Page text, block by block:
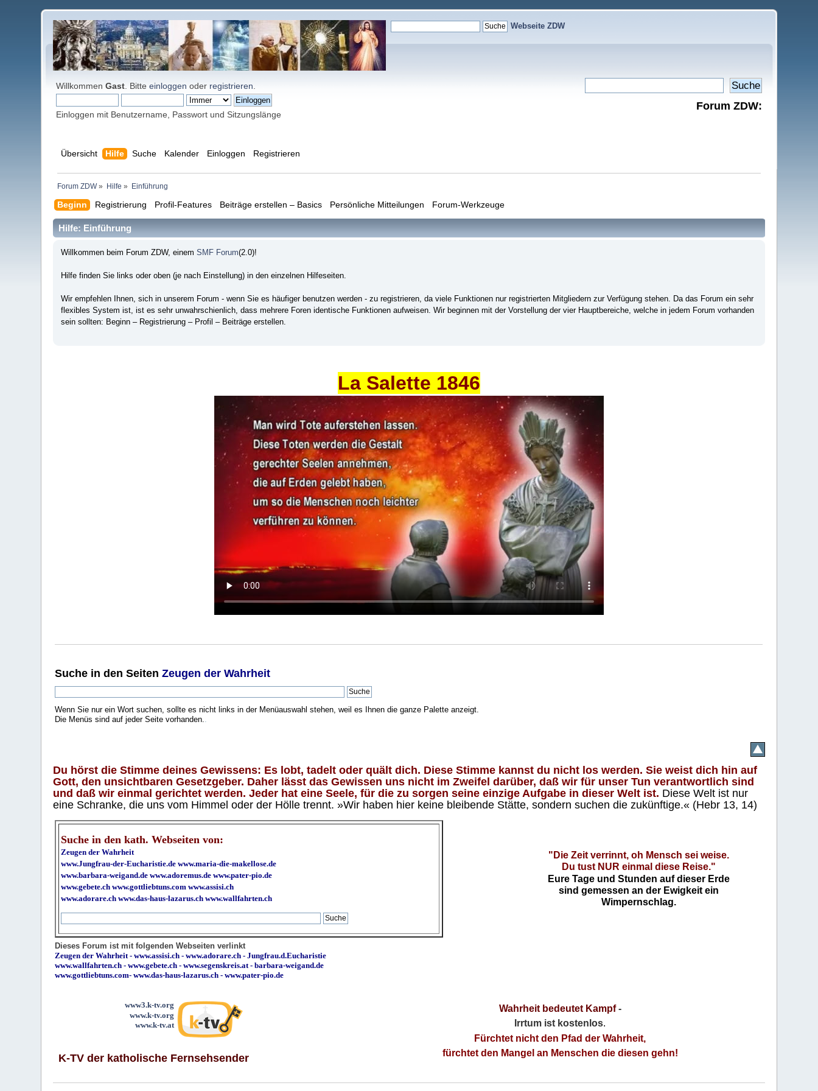
Webseite ZDW
WillkommenGast . Bitteeinloggen oder registrieren
Einloggen mit Benutzername, Passwort und Sitzungslänge
Forum ZDW:
Übersicht Hilfe Suche Kalender Einloggen Registrieren
Forum ZDW» Hilfe » Einführung
Beginn Registrierung Profil-Features Beiträge erstellen – Basics Persönliche Mitteilungen Forum-Werkzeuge
Hilfe: Einführung
Willkommen beim Forum ZDW, einem SMF Forum(2.0)!
Hilfe finden Sie links oder oben (je nach Einstellung) in den einzelnen Hilfeseiten.
Wir empfehlen Ihnen, sich in unserem Forum - wenn Sie es häufiger benutzen werden - zu registrieren, da viele Funktionen nur registrierten Mitgliedern zur Verfügung stehen. Da das Forum ein sehr
flexibles System ist, ist es sehr unwahrschienlich, dass mehrere Foren identische Funktionen aufweisen. Wir beginnen mit der Vorstellung der vier Hauptbereiche, welche in jedem Forum vorhanden
sein sollten: Beginn – Registrierung – Profil – Beiträge erstellen.
La Salette 1846
Suche in den SeitenZeugen der Wahrheit
Wenn Sie nur ein Wort suchen, sollte es nicht links in der Menüauswahl stehen, weil es Ihnen die ganze Palette anzeigt.
Die Menüs sind auf jeder Seite vorhanden..
Du hörst die Stimme deines Gewissens: Es lobt, tadelt oder quält dich. Diese Stimme kannst du nicht los werden. Sie weist dich hin auf
Gott, den unsichtbaren Gesetzgeber. Daher lässt das Gewissen uns nicht im Zweifel darüber, daß wir für unser Tun verantwortlich sind
und daß wir einmal gerichtet werden. Jeder hat eine Seele, für die zu sorgen seine einzige Aufgabe in dieser Welt ist. Diese Welt ist nur
eine Schranke, die uns vom Himmel oder der Hölle trennt. »Wir haben hier keine bleibende Stätte, sondern suchen die zukünftige.« (Hebr 13, 14)
Suche in den kath. Webseiten von:
Zeugen der Wahrheit
www.Jungfrau-der-Eucharistie.de www.maria-die-makellose.de
www.barbara-weigand.de www.adoremus.de www.pater-pio.de
www.gebete.ch www.gottliebtuns.com www.assisi.ch
www.adorare.ch www.das-haus-lazarus.ch www.wallfahrten.ch
"Die Zeit verrinnt, oh Mensch sei weise.
Du tust NUR einmal diese Reise."
Eure Tage und Stunden auf dieser Erde
sind gemessen an der Ewigkeit ein
Wimpernschlag.
Dieses Forum ist mit folgenden Webseiten verlinkt
Zeugen der Wahrheit-www.assisi.ch -www.adorare.ch -Jungfrau.d.Eucharistie
www.wallfahrten.ch -www.gebete.ch -www.segenskreis.at-barbara-weigand.de
www.gottliebtuns.com-www.das-haus-lazarus.ch - www.pater-pio.de
www3.k-tv.org
www.k-tv.org
www.k-tv.at
K-TV der katholische Fernsehsender
Wahrheit bedeutet Kampf-
Irrtum ist kostenlos.
Fürchtet nicht den Pfad der Wahrheit,
fürchtet den Mangel an Menschen die diesen gehn!